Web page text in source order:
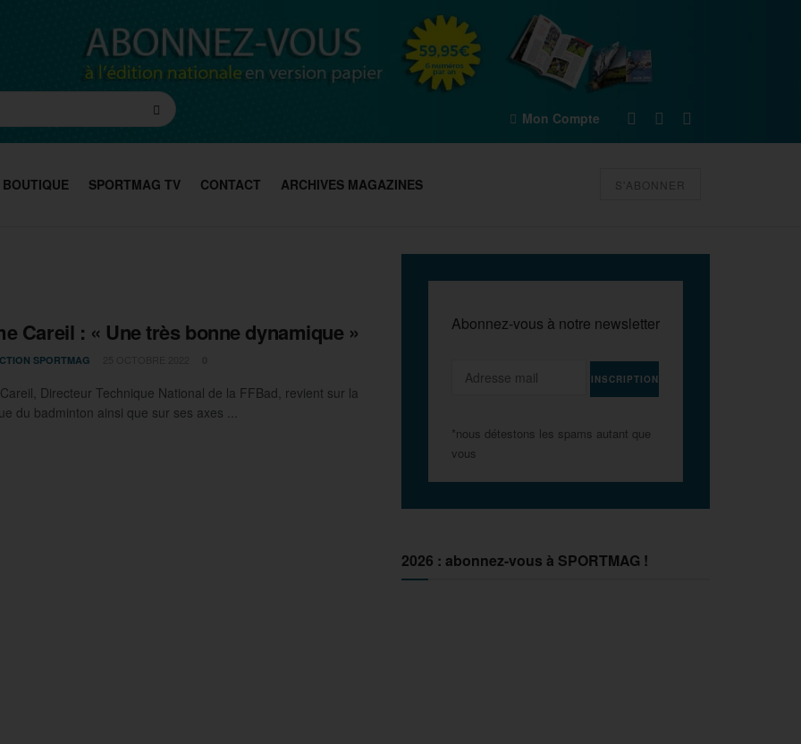
Mon Compte
BOUTIQUE SPORTMAG TV CONTACT ARCHIVES MAGAZINES S'ABONNER
Careil : « Une très bonne dynamique »
SPORTMAG
Directeur Technique National de la FFBad, revient sur la
du badminton ainsi que sur ses axes ...
Abonnez-vous à notre newsletter
*nous détestons les spams autant que
vous
2026 : abonnez-vous à SPORTMAG !